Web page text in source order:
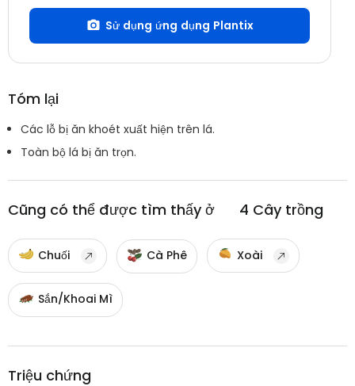
Sử dụng ứng dụng Plantix
Tóm lại
Các lỗ bị ăn khoét xuất hiện trên lá.
Toàn bộ lá bị ăn trọn.
Cũng có thể được tìm thấy ở 4 Cây trồng
Chuối Cà Phê Xoài
Sắn/Khoai Mì
Triệu chứng